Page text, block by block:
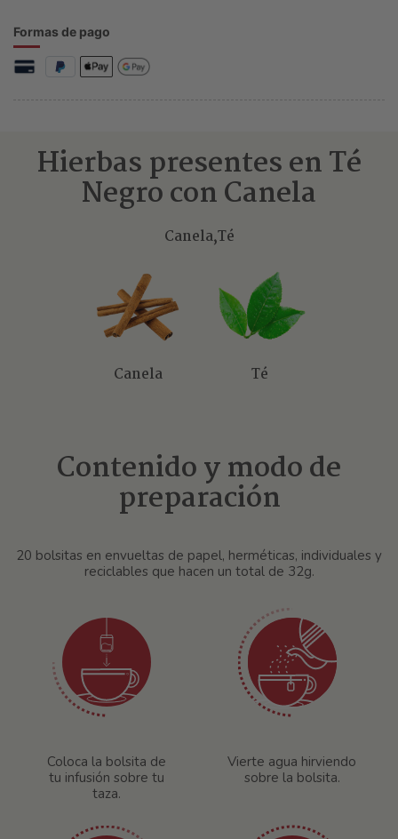
Formas de pago
Hierbas presentes en Té
Negro con Canela
Canela,Té
Canela Té
Contenido y modo de
preparación
20 bolsitas en envueltas de papel, herméticas, individuales y
reciclables que hacen un total de 32g.
Coloca la bolsita de
tu infusión sobre tu
taza.
Vierte agua hirviendo
sobre la bolsita.